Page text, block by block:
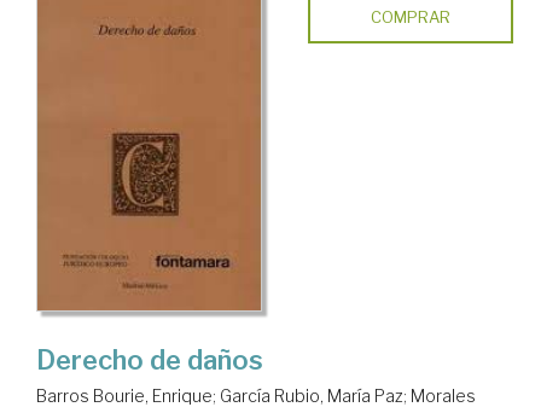
COMPRAR
Derecho de daños
Barros Bourie, Enrique; García Rubio, María Paz; Morales